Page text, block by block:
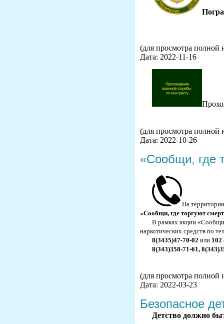
(для просмотра полной
Дата: 2022-11-16
(для просмотра полной
Дата: 2022-10-26
«Сообщи, где
На
«Сообщи, где торгуют
В рамках акции «Сообщи,
наркотических средств по
8(3435)47-70-02 или 102
8(343)358-71-61,
(для просмотра полной
Дата: 2022-03-23
Безопасное
Детство должно